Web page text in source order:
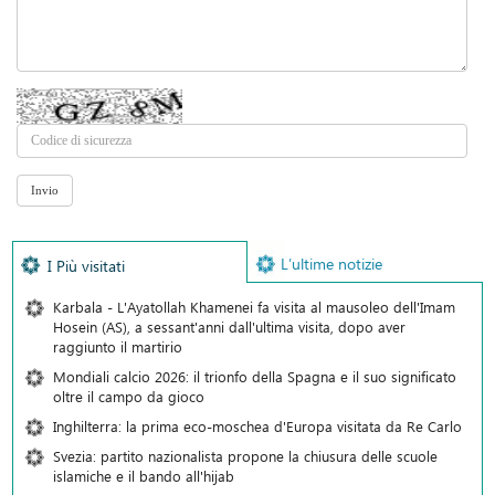
I Più visitati L’ultime notizie
Karbala - L'Ayatollah Khamenei fa visita al mausoleo dell'Imam
Hosein (AS), a sessant'anni dall'ultima visita, dopo aver
raggiunto il martirio
Mondiali calcio 2026: il trionfo della Spagna e il suo significato
oltre il campo da gioco
Inghilterra: la prima eco-moschea d'Europa visitata da Re Carlo
Svezia: partito nazionalista propone la chiusura delle scuole
islamiche e il bando all'hijab